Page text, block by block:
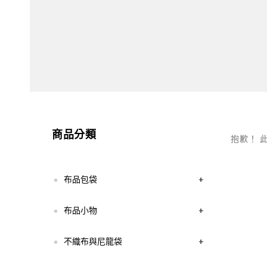
抱歉！
商品分類
布品包袋 +
布品小物 +
不織布與尼龍袋 +